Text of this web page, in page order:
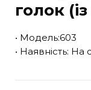
голок
• Модель:603
• Наявність: На